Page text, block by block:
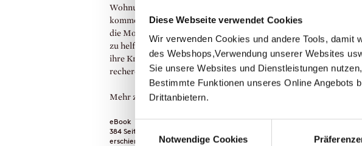
Diese Webseite verwendet Cookies
Wir verwenden Cookies und andere Tools, damit
des Webshops,Verwendung unserer Websites
Sie unsere Websites und Dienstleistungen
Bestimmte Funktionen unseres Online Angebots
Drittanbietern.
Notwendige Cookies
Wohnung mitten in Istanbul, die Liebhaber
kommen und gehen – doch seit kurzem schwebt
die Modejournalistin Nil in Lebensgefahr. Um ihr
zu helfen, setzt die Buchhändlerin Kati Hirschel
ihre Krimi-Kenntnisse ein und beginnt zu
recherchieren.
Mehr zum Inhalt
eBook
384 Seiten (Printausgabe)
erschienen am 25. Mai 2016